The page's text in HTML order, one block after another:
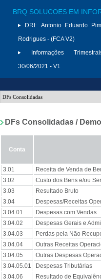
BRQ SOLUCOES EM
DRI:
Antonio Eduardo
Rodrigues - (FCA V2)
Informações
30/06/2021 - V1